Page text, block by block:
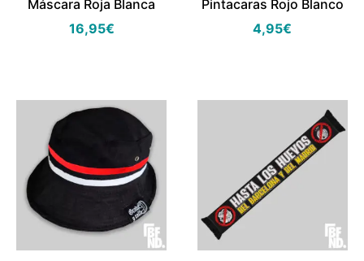
Máscara Roja Blanca
16,95€
Pintacaras Rojo Blanco
4,95€